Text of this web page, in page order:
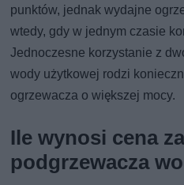
punktów, jednak wydajne
wtedy, gdy w jednym czasie
Jednoczesne korzystanie z
wody użytkowej rodzi
ogrzewacza o większej mocy.
Ile wynosi cena
podgrzewacza